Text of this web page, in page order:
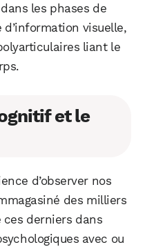
les phases de
visuelle,
liant le
et le
d’observer nos
des milliers
ces derniers dans
avec ou